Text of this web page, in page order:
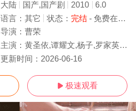
大陆 国产,国产剧 2010
6.0
语言： 其它 状态： 完结- 免费在线观看
导演： 曹荣
主演： 黄圣依,谭耀文,杨子,罗家英,曹荣,秦丽,姚中华,李颖,张钧涵,王少君,李玉龙,洋光
更新时间： 2026-06-16
 极速观看